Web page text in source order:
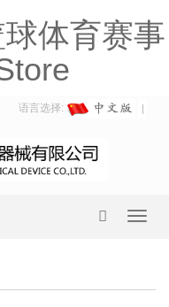
体育赛事
语言选择: